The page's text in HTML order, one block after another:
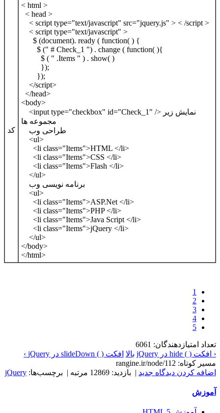
< html >
< head >
< script type="text/javascript" src="jquery.js" > < /script >
< script type="text/javascript" >
$ (document). ready ( function( ) {
$ (" # Check_1 ") . change ( function( ){
$ ( " .Items " ) . show( )
});
});
</script>
</head>
<body>
<input type="checkbox" id="Check_1" /> نمایش زیر
مجموعه ها
طراحی وب
<ul>
<li class="Items">HTML </li>
<li class="Items">CSS </li>
<li class="Items">Flash </li>
</ul>
برنامه نویسی وب
<ul>
<li class="Items">ASP.Net </li>
<li class="Items">PHP </li>
<li class="Items">Java Script </li>
<li class="Items">jQuery </li>
</ul>
</body>
</html>
کد
1
2
3
4
5
تعداد امتیازدهندگان: 6061
‹ افکت ( ) hide در jQuery
بالا افکت ( ) slideDown در jQuery ›
مسیر کوتاه: rangine.ir/node/112
اضافه کردن دیدگاه جدید | بازدید: 12869 مرتبه | برچسب‌ها: jQuery
آموزش